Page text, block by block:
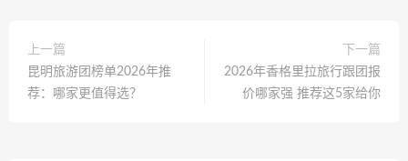
上一篇
昆明旅游团榜单2026年推
荐：哪家更值得选？
下一篇
2026年香格里拉旅行跟团报
价哪家强 推荐这5家给你